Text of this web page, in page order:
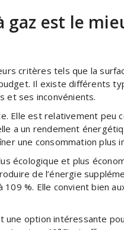
est le
critères tels que la
Il existe différents
et ses inconvénients.
Elle est relativement peu
a un rendement
une consommation plus
écologique et plus
de l’énergie
%. Elle convient bien
option intéressante